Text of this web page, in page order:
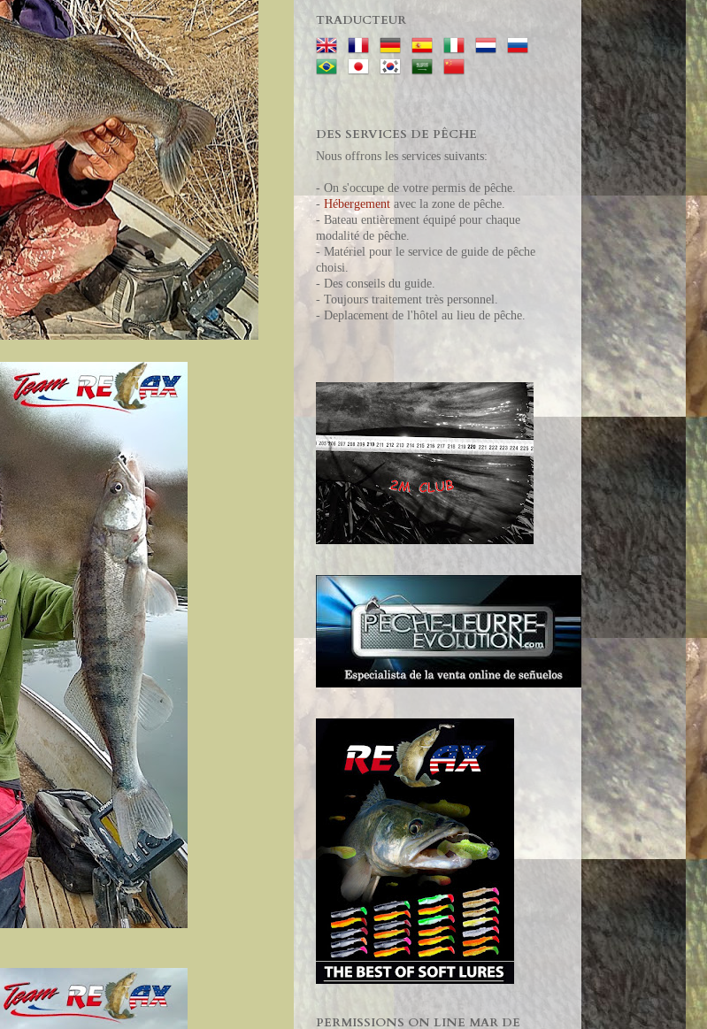
TRADUCTEUR
DES SERVICES DE PÊCHE
Nous offrons les services suivants:
- On s'occupe de votre permis de pêche.
- Hébergement avec la zone de pêche.
- Bateau entièrement équipé pour chaque
modalité de pêche.
- Matériel pour le service de guide de pêche
choisi.
- Des conseils du guide.
- Toujours traitement très personnel.
- Deplacement de l'hôtel au lieu de pêche.
PERMISSIONS ON LINE MAR DE